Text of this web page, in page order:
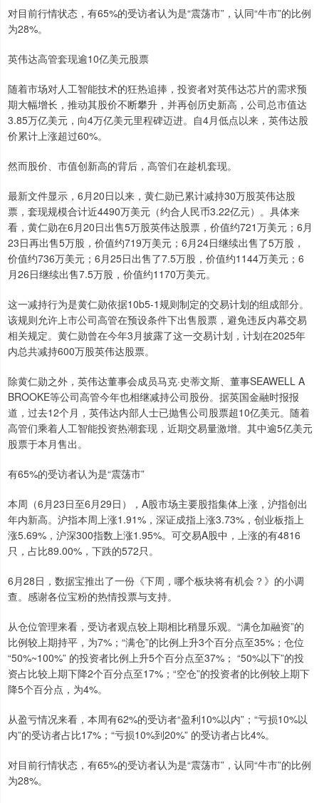
对目前行情状态，有65%的受访者认为是“震荡市”，认同“牛市”的比例
为28%。
英伟达高管套现逾10亿美元股票
随着市场对人工智能技术的狂热追捧，投资者对英伟达芯片的需求预
期大幅增长，推动其股价不断攀升，并再创历史新高，公司总市值达
3.85万亿美元，向4万亿美元里程碑迈进。自4月低点以来，英伟达股
价累计上涨超过60%。
然而股价、市值创新高的背后，高管们在趁机套现。
最新文件显示，6月20日以来，黄仁勋已累计减持30万股英伟达股
票，套现规模合计近4490万美元（约合人民币3.22亿元）。具体来
看，黄仁勋在6月20日出售5万股英伟达股票，价值约721万美元；6月
23日再出售5万股，价值约719万美元；6月24日继续出售了5万股，
价值约736万美元；6月25日出售了7.5万股，价值约1144万美元；6
月26日继续出售7.5万股，价值约1170万美元。
这一减持行为是黄仁勋依据10b5-1规则制定的交易计划的组成部分。
该规则允许上市公司高管在预设条件下出售股票，避免违反内幕交易
相关规定。黄仁勋曾在今年3月披露了这一交易计划，计划在2025年
内总共减持600万股英伟达股票。
除黄仁勋之外，英伟达董事会成员马克·史蒂文斯、董事SEAWELL A
BROOKE等公司高管今年也相继减持公司股份。据英国金融时报报
道，过去12个月，英伟达内部人士已抛售公司股票超10亿美元。随着
高管们乘着人工智能投资热潮套现，近期交易量激增。其中逾5亿美元
股票于本月售出。
有65%的受访者认为是“震荡市”
本周（6月23日至6月29日），A股市场主要股指集体上涨，沪指创出
年内新高。沪指本周上涨1.91%，深证成指上涨3.73%，创业板指上
涨5.69%，沪深300指数上涨1.95%。可交易A股中，上涨的有4816
只，占比89.00%，下跌的572只。
6月28日，数据宝推出了一份《下周，哪个板块将有机会？》的小调
查。感谢各位宝粉的热情投票与支持。
从仓位管理来看，受访者观点较上期相比稍显乐观。“满仓加融资”的
比例较上期持平，为7%；“满仓”的比例上升3个百分点至35%；仓位
“50%~100%” 的投资者比例上升5个百分点至37%； “50%以下”的投
资占比较上期下降2个百分点至17%；“空仓”的投资者的比例较上期下
降5个百分点，为4%。
从盈亏情况来看，本周有62%的受访者“盈利10%以内”；“亏损10%以
内”的受访者占比17%；“亏损10%到20%” 的受访者占比4%。
对目前行情状态，有65%的受访者认为是“震荡市”，认同“牛市”的比例
为28%。